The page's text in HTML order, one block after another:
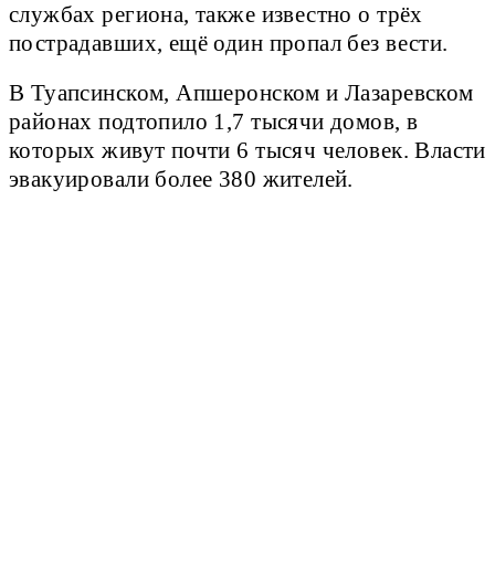
службах региона, также известно о трёх
пострадавших, ещё один пропал без вести.
В Туапсинском, Апшеронском и Лазаревском
районах подтопило 1,7 тысячи домов, в
которых живут почти 6 тысяч человек. Власти
эвакуировали более 380 жителей.